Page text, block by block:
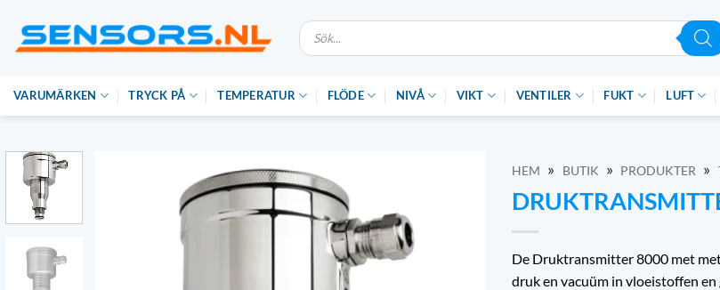
innehåll
Produktsökning
VARUMÄRKEN TRYCK PÅ TEMPERATUR FLÖDE NIVÅ VIKT VENTILER FUKT LUFT
HEM » BUTIK » PRODUKTER »
De Druktransmitter 8000 met
druk en vacuüm in vloeistoffen